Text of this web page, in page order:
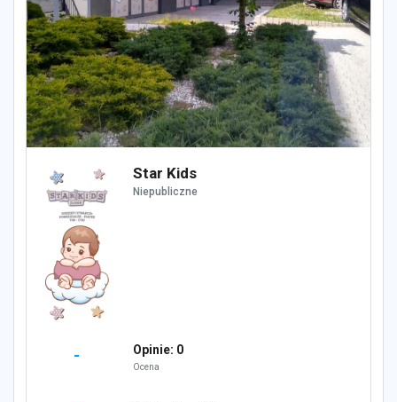
Star Kids
Niepubliczne
- Opinie: 0
Ocena